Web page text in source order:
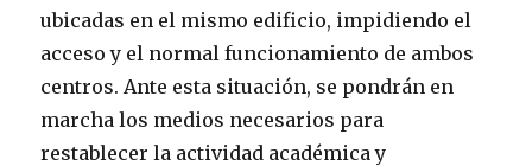
ubicadas en el mismo edificio, impidiendo el
acceso y el normal funcionamiento de ambos
centros. Ante esta situación, se pondrán en
marcha los medios necesarios para
restablecer la actividad académica y